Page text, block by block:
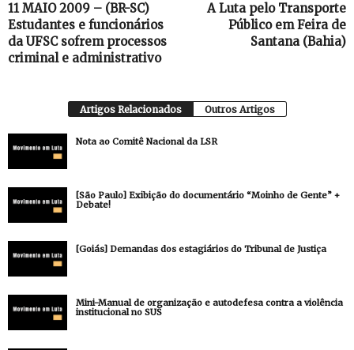
11 MAIO 2009 – (BR-SC)
Estudantes e funcionários
da UFSC sofrem processos
criminal e administrativo
A Luta pelo Transporte
Público em Feira de
Santana (Bahia)
Artigos Relacionados Outros Artigos
Nota ao Comitê Nacional da LSR
[São Paulo] Exibição do documentário “Moinho de Gente” +
Debate!
[Goiás] Demandas dos estagiários do Tribunal de Justiça
Mini-Manual de organização e autodefesa contra a violência
institucional no SUS